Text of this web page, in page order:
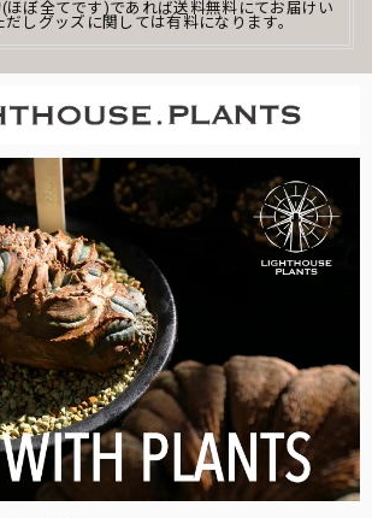
ほぼ全てです)であれば送料無料にてお届けい
だしグッズに関しては有料になります。